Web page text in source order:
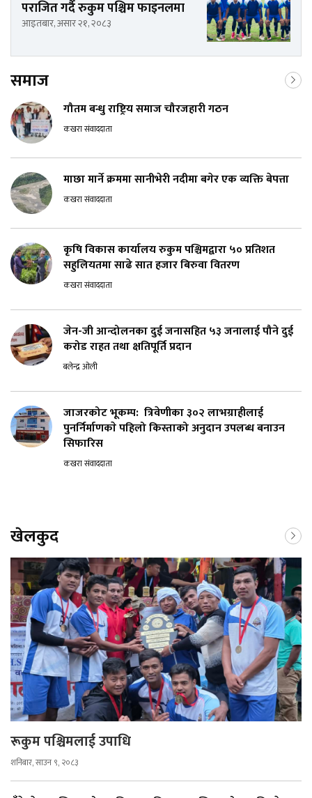
पराजित गर्दै रुकुम पश्चिम फाइनलमा
आइतबार, असार २१, २०८३
समाज
गौतम बन्धु राष्ट्रिय समाज चौरजहारी गठन
कखरा संवाददाता
माछा मार्ने क्रममा सानीभेरी नदीमा बगेर एक व्यक्ति बेपत्ता
कखरा संवाददाता
कृषि विकास कार्यालय रुकुम पश्चिमद्वारा ५० प्रतिशत
सहुलियतमा साढे सात हजार बिरुवा वितरण
कखरा संवाददाता
जेन-जी आन्दोलनका दुई जनासहित ५३ जनालाई पौने दुई
करोड राहत तथा क्षतिपूर्ति प्रदान
बलेन्द्र ओली
जाजरकोट भूकम्प: त्रिवेणीका ३०२ लाभग्राहीलाई
पुनर्निर्माणकाे पहिलो किस्ताको अनुदान उपलब्ध बनाउन
सिफारिस
कखरा संवाददाता
खेलकुद
रूकुम पश्चिमलाई उपाधि
शनिबार, साउन ९, २०८३